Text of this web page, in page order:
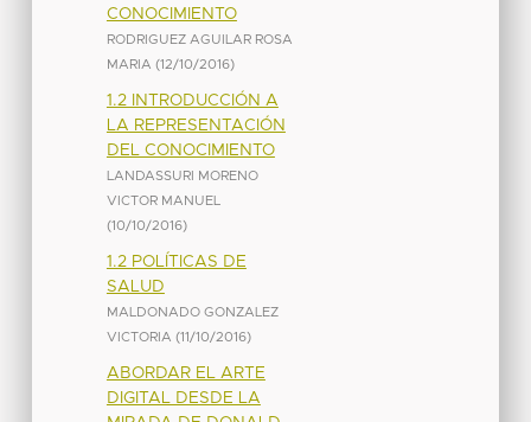
CONOCIMIENTO
RODRIGUEZ AGUILAR ROSA
MARIA (12/10/2016)
1.2 INTRODUCCIÓN A
LA REPRESENTACIÓN
DEL CONOCIMIENTO
LANDASSURI MORENO
VICTOR MANUEL
(10/10/2016)
1.2 POLÍTICAS DE
SALUD
MALDONADO GONZALEZ
VICTORIA (11/10/2016)
ABORDAR EL ARTE
DIGITAL DESDE LA